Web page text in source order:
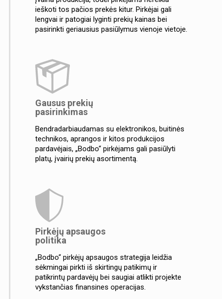
ieškoti tos pačios prekės kitur. Pirkėjai gali
lengvai ir patogiai lyginti prekių kainas bei
pasirinkti geriausius pasiūlymus vienoje vietoje.
Gausus prekių
pasirinkimas
Bendradarbiaudamas su elektronikos, buitinės
technikos, aprangos ir kitos produkcijos
pardavėjais, „Bodbo“ pirkėjams gali pasiūlyti
platų, įvairių prekių asortimentą.
Pirkėjų apsaugos
politika
„Bodbo“ pirkėjų apsaugos strategija leidžia
sėkmingai pirkti iš skirtingų patikimų ir
patikrintų pardavėjų bei saugiai atlikti projekte
vykstančias finansines operacijas.